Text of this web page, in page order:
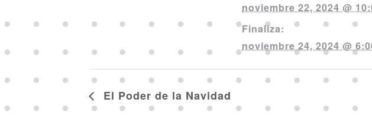
noviembre 22, 2024 @
Finaliza:
noviembre 24, 2024 @
El Poder de la Navidad